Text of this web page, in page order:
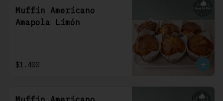
Muffin Americano
Amapola Limón
$1.400